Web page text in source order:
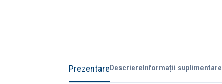
PrezentareDescriereInformații suplimentare